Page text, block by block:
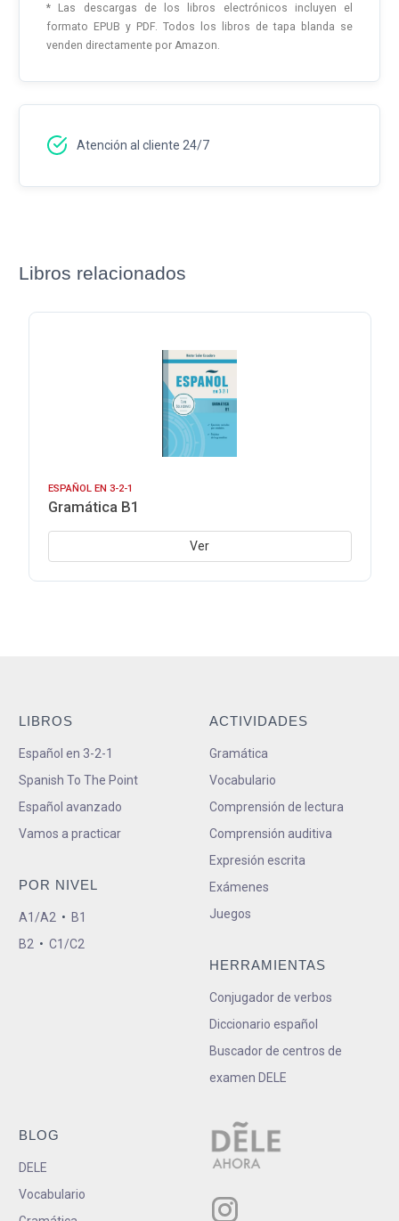
* Las descargas de los libros electrónicos incluyen el
formato EPUB y PDF. Todos los libros de tapa blanda se
venden directamente por Amazon.
Atención al cliente 24/7
Libros relacionados
ESPAÑOL EN 3-2-1
Gramática B1
Ver
LIBROS
Español en 3-2-1
Spanish To The Point
Español avanzado
Vamos a practicar
POR NIVEL
A1/A2 • B1
B2 • C1/C2
ACTIVIDADES
Gramática
Vocabulario
Comprensión de lectura
Comprensión auditiva
Expresión escrita
Exámenes
Juegos
HERRAMIENTAS
Conjugador de verbos
Diccionario español
Buscador de centros de
examen DELE
BLOG
DELE
Vocabulario